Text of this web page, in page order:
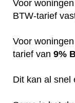
Voor
BTW-tarief
Voor woningen
tarief van 9%
Dit kan al snel